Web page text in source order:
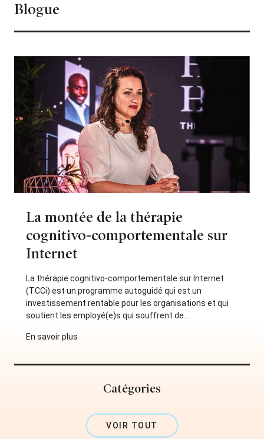
Blogue
La montée de la thérapie
cognitivo-comportementale sur
Internet
La thérapie cognitivo-comportementale sur Internet
(TCCi) est un programme autoguidé qui est un
investissement rentable pour les organisations et qui
soutient les employé(e)s qui souffrent de...
En savoir plus
Catégories
VOIR TOUT